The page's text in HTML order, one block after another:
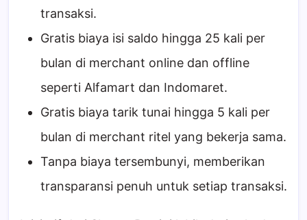
transaksi.
Gratis biaya isi saldo hingga 25 kali per
bulan di merchant online dan offline
seperti Alfamart dan Indomaret.
Gratis biaya tarik tunai hingga 5 kali per
bulan di merchant ritel yang bekerja sama.
Tanpa biaya tersembunyi, memberikan
transparansi penuh untuk setiap transaksi.